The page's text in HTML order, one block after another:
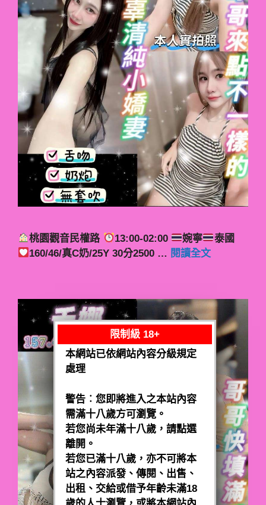
桃園觀音民權路 13:00-02:00 婉寧
泰國
160/46/真C奶/25Y 30分2500 … 閱讀全文
限制級 18+
本網站已依網站內容分級規定
處理
警告︰您即將進入之本站內容
需滿十八歲方可瀏覽。
若您尚未年滿十八歲，請點選
離開。
若您已滿十八歲，亦不可將本
站之內容派發、傳閱、出售、
出租、交給或借予年齡未滿18